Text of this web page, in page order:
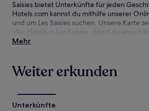
Saisies bietet Unterkünfte für jeden
Hotels.com kannst du mithilfe unserer
und um Les Saisies suchen. Unsere Karte
aller Hotels in Les Saisies, damit du
du an Sehenswürdigkeiten und
Mehr
Weiter erkunden
Unterkünfte